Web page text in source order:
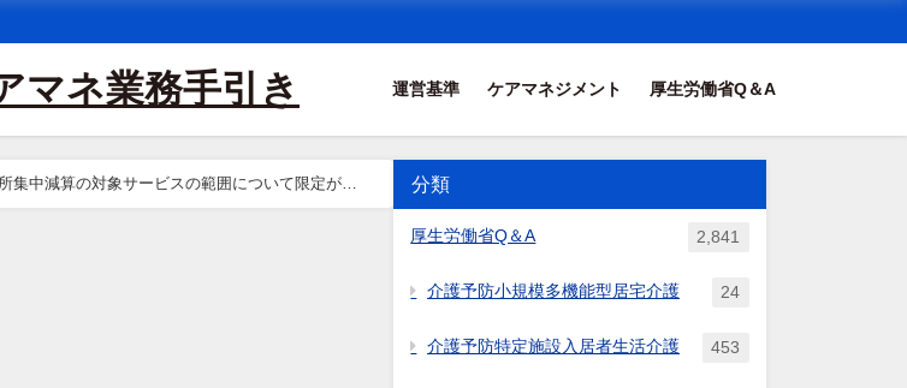
マネ業務手引き 運営基準 ケアマネジメント 厚生労働省Q＆A
中減算の対象サービスの範囲について限定が外
ついて半年間減算と考えてよいか。
分類
厚生労働省Q＆A 2,841
介護予防小規模多機能型居宅介護 24
介護予防特定施設入居者生活介護 453